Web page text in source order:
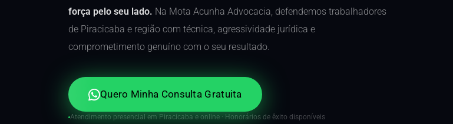
força pelo seu lado. Na Mota Acunha Advocacia, defendemos trabalhadores
de Piracicaba e região com técnica, agressividade jurídica e
comprometimento genuíno com o seu resultado.
Quero Minha Consulta Gratuita
Atendimento presencial em Piracicaba e online · Honorários de êxito disponíveis